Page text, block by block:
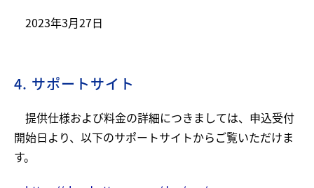
2023年3月27日
4. サポートサイト
提供仕様および料金の詳細につきましては、申込受付
開始日より、以下のサポートサイトからご覧いただけま
す。